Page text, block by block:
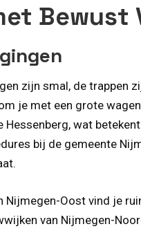
Bewust
zijn smal, de trappen
je met een grote
wat
bij de gemeente
Oost vind je
van Nijmegen-